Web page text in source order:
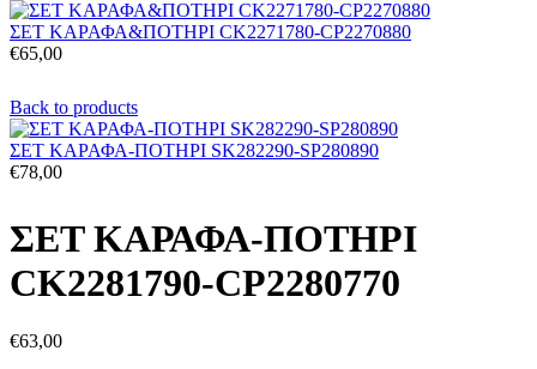
ΣΕΤ ΚΑΡΑΦΑ&ΠΟΤΗΡΙ CK2271780-CP2270880
€65,00
Back to products
ΣΕΤ ΚΑΡΑΦΑ-ΠΟΤΗΡΙ SK282290-SP280890
€78,00
ΣΕΤ ΚΑΡΑΦΑ-ΠΟΤΗΡΙ
CK2281790-CP2280770
€63,00